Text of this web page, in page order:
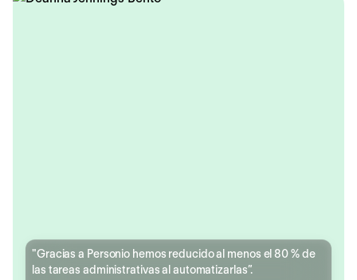
"Gracias a Personio hemos reducido al menos el 80 % de
las tareas administrativas al automatizarlas”.